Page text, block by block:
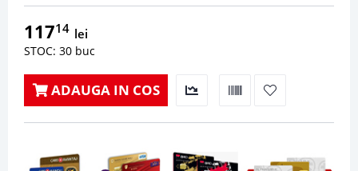
11714 lei
STOC: 30 buc
ADAUGA IN COS